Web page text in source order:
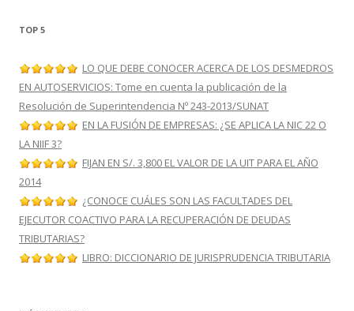
TOP 5
LO QUE DEBE CONOCER ACERCA DE LOS DESMEDROS
EN AUTOSERVICIOS: Tome en cuenta la publicación de la
Resolución de Superintendencia Nº 243-2013/SUNAT
EN LA FUSIÓN DE EMPRESAS: ¿SE APLICA LA NIC 22 O
LA NIIF 3?
FIJAN EN S/. 3,800 EL VALOR DE LA UIT PARA EL AÑO
2014
¿CONOCE CUÁLES SON LAS FACULTADES DEL
EJECUTOR COACTIVO PARA LA RECUPERACIÓN DE DEUDAS
TRIBUTARIAS?
LIBRO: DICCIONARIO DE JURISPRUDENCIA TRIBUTARIA